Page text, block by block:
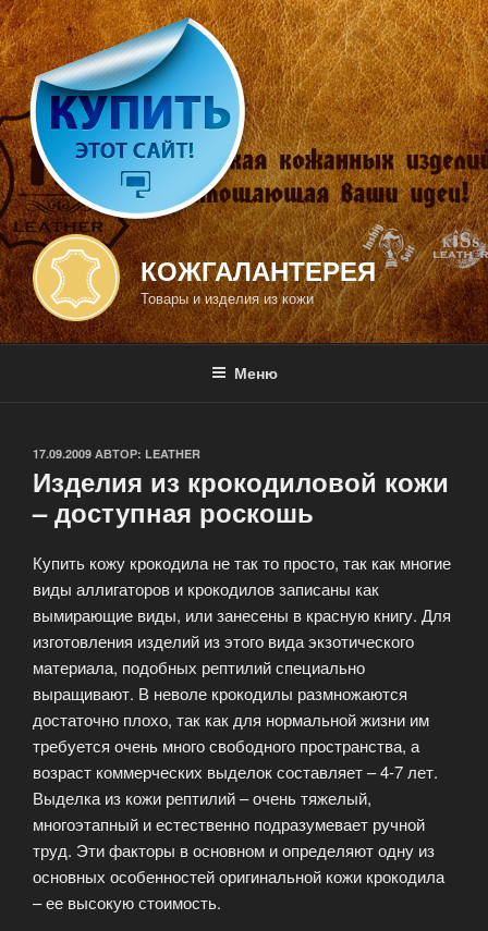
Перейти
к
содержимому
КОЖГАЛАНТЕРЕЯ
Товары и изделия из кожи
Меню
ОПУБЛИКОВАНО
17.09.2009 АВТОР: LEATHER
Изделия из крокодиловой кожи
– доступная роскошь
Купить кожу крокодила не так то просто, так как многие
виды аллигаторов и крокодилов записаны как
вымирающие виды, или занесены в красную книгу. Для
изготовления изделий из этого вида экзотического
материала, подобных рептилий специально
выращивают. В неволе крокодилы размножаются
достаточно плохо, так как для нормальной жизни им
требуется очень много свободного пространства, а
возраст коммерческих выделок составляет – 4-7 лет.
Выделка из кожи рептилий – очень тяжелый,
многоэтапный и естественно подразумевает ручной
труд. Эти факторы в основном и определяют одну из
основных особенностей оригинальной кожи крокодила
– ее высокую стоимость.